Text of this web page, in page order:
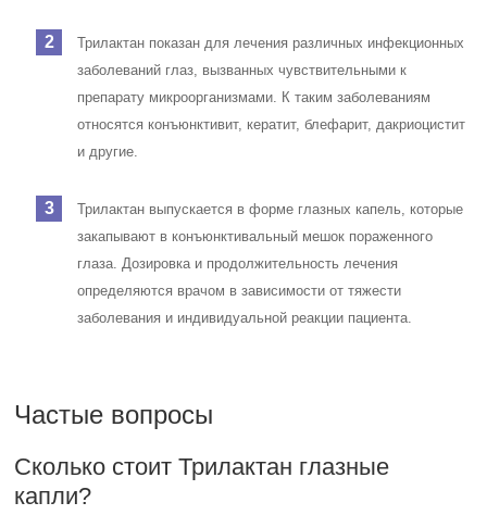
Трилактан показан для лечения различных инфекционных
заболеваний глаз, вызванных чувствительными к
препарату микроорганизмами. К таким заболеваниям
относятся конъюнктивит, кератит, блефарит, дакриоцистит
и другие.
Трилактан выпускается в форме глазных капель, которые
закапывают в конъюнктивальный мешок пораженного
глаза. Дозировка и продолжительность лечения
определяются врачом в зависимости от тяжести
заболевания и индивидуальной реакции пациента.
Частые вопросы
Сколько стоит Трилактан глазные
капли?